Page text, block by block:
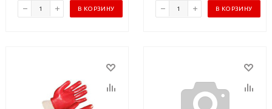
В КОРЗИНУ В КОРЗИНУ